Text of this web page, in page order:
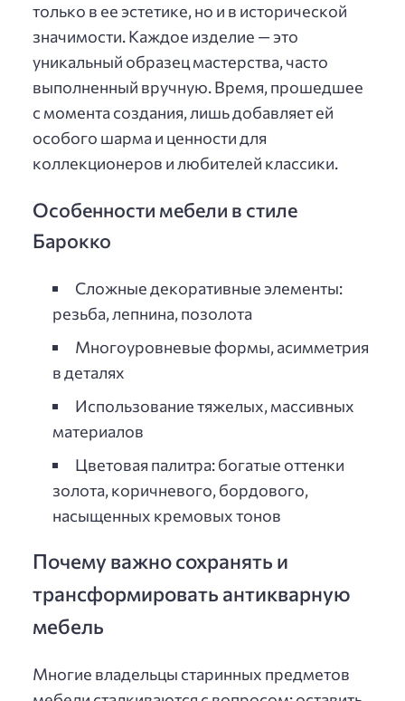
только в ее эстетике, но и в исторической
значимости. Каждое изделие — это
уникальный образец мастерства, часто
выполненный вручную. Время, прошедшее
с момента создания, лишь добавляет ей
особого шарма и ценности для
коллекционеров и любителей классики.
Особенности мебели в стиле
Барокко
Сложные декоративные элементы:
резьба, лепнина, позолота
Многоуровневые формы, асимметрия
в деталях
Использование тяжелых, массивных
материалов
Цветовая палитра: богатые оттенки
золота, коричневого, бордового,
насыщенных кремовых тонов
Почему важно сохранять и
трансформировать антикварную
мебель
Многие владельцы старинных предметов